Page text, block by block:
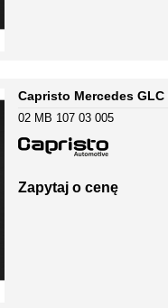
Capristo Mercedes GLC
02 MB 107 03 005
Zapytaj o cenę